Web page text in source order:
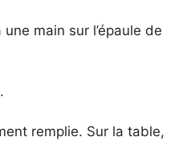
main sur l’épaule de
remplie. Sur la table,